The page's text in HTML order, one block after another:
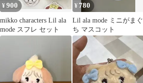
¥900
mikko characters Lil ala
mode スフレ セット
¥ 780
Lil ala mode ミニがまぐ
ち マスコット